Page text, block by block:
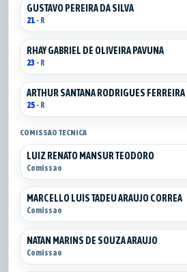
GUSTAVO PEREIRA DA SILVA
21 - R
RHAY GABRIEL DE OLIVEIRA PAVUNA
23 - R
ARTHUR SANTANA RODRIGUES FERREIRA
25 - R
COMISSAO TECNICA
LUIZ RENATO MANSUR TEODORO
Comissao
MARCELLO LUÍS TADEU ARAUJO CORREA
Comissao
NATAN MARINS DE SOUZA ARAUJO
Comissao